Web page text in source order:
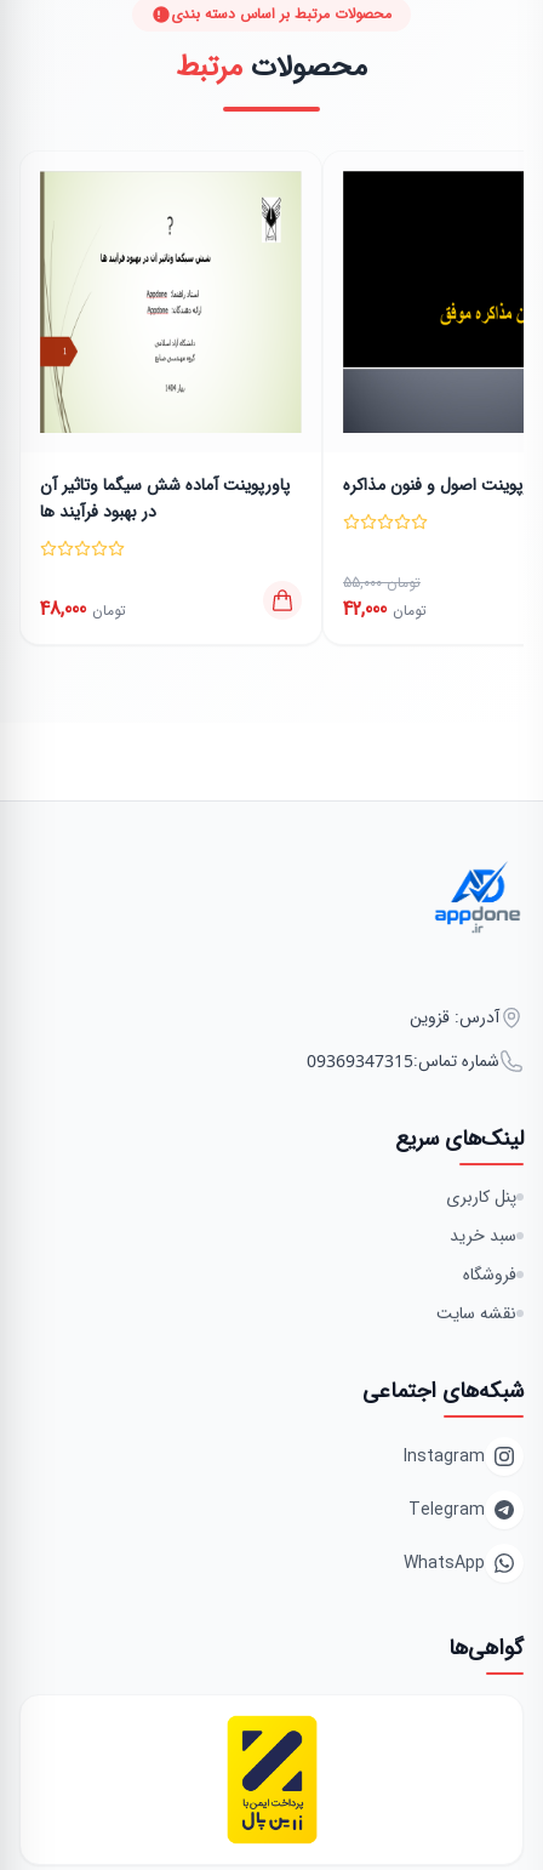
محصولات مرتبط بر اساس دسته بندی
محصولات مرتبط
پاورپوینت آماده شش سیگما وتاثیر آن
در بهبود فرآیند ها
48,000 تومان
اصول و فنون مذاكره
55,000 تومان
42,000 تومان
آدرس: قزوین
شماره تماس:09369347315
لینک‌های سریع
پنل کاربری
سبد خرید
فروشگاه
نقشه سایت
شبکه‌های اجتماعی
Instagram
Telegram
WhatsApp
گواهی‌ها